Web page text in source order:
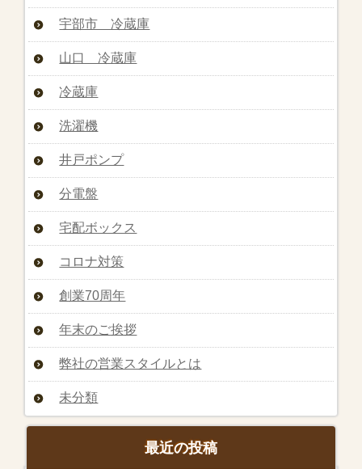
宇部市 冷蔵庫
山口 冷蔵庫
冷蔵庫
洗濯機
井戸ポンプ
分電盤
宅配ボックス
コロナ対策
創業70周年
年末のご挨拶
弊社の営業スタイルとは
未分類
最近の投稿